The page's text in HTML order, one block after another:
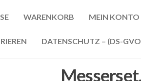
WARENKORB MEIN KONTO
DATENSCHUTZ – (DS-